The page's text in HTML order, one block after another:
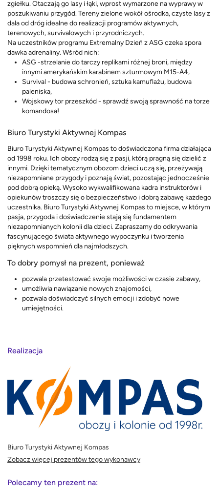
zgiełku. Otaczają go lasy i łąki, wprost wymarzone na wyprawy w
poszukiwaniu przygód. Tereny zielone wokół ośrodka, czyste lasy z
dala od dróg idealne do realizacji programów aktywnych,
terenowych, survivalowych i przyrodniczych.
Na uczestników programu Extremalny Dzień z ASG czeka spora
dawka adrenaliny. Wśród nich:
ASG -strzelanie do tarczy replikami różnej broni, między
innymi amerykańskim karabinem szturmowym M15-A4,
Survival - budowa schronień, sztuka kamuflażu, budowa
paleniska,
Wojskowy tor przeszkód - sprawdź swoją sprawność na torze
komandosa!
Biuro Turystyki Aktywnej Kompas
Biuro Turystyki Aktywnej Kompas to doświadczona firma działająca
od 1998 roku. Ich obozy rodzą się z pasji, którą pragną się dzielić z
innymi. Dzięki tematycznym obozom dzieci uczą się, przeżywają
niezapomniane przygody i poznają świat, pozostając jednocześnie
pod dobrą opieką. Wysoko wykwalifikowana kadra instruktorów i
opiekunów troszczy się o bezpieczeństwo i dobrą zabawę każdego
uczestnika. Biuro Turystyki Aktywnej Kompas to miejsce, w którym
pasja, przygoda i doświadczenie stają się fundamentem
niezapomnianych kolonii dla dzieci. Zapraszamy do odkrywania
fascynującego świata aktywnego wypoczynku i tworzenia
pięknych wspomnień dla najmłodszych.
To dobry pomysł na prezent, ponieważ
pozwala przetestować swoje możliwości w czasie zabawy,
umożliwia nawiązanie nowych znajomości,
pozwala doświadczyć silnych emocji i zdobyć nowe
umiejętności.
Realizacja
Biuro Turystyki Aktywnej Kompas
Zobacz więcej prezentów tego wykonawcy
Polecamy ten prezent na: